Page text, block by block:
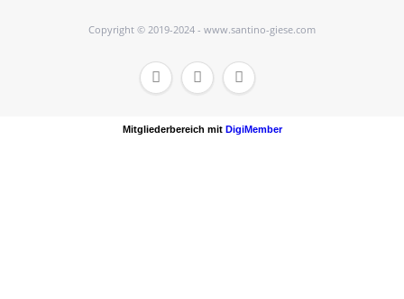
Copyright © 2019-2024 - www.santino-giese.com
  
Mitgliederbereich mit DigiMember